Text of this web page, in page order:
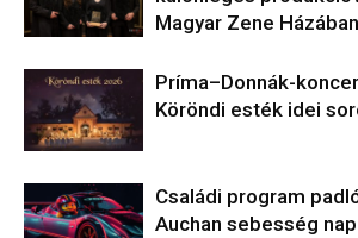
Magyar Zene Házában
Príma–Donnák-
Köröndi esték idei
Családi program
Auchan sebesség nap